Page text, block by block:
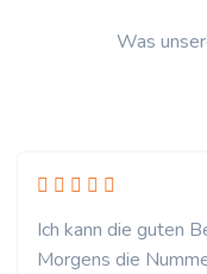
Was
Ich kann die guten
Morgens die